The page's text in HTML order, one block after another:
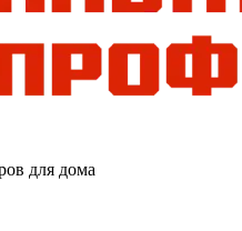
для дома